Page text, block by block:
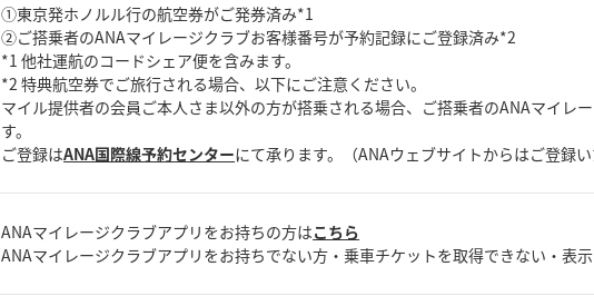
①東京発ホノルル行の航空券がご発券済み*1
②ご搭乗者のANAマイレージクラブお客様番号が予約記録にご登録済み*2
*1 他社運航のコードシェア便を含みます。
*2 特典航空券でご旅行される場合、以下にご注意ください。
マイル提供者の会員ご本人さま以外の方が搭乗される場合、ご搭乗者のANAマイレ
す。
ご登録はANA国際線予約センターにて承ります。（ANAウェブサイトからはご登録
ANAマイレージクラブアプリをお持ちの方はこちら
ANAマイレージクラブアプリをお持ちでない方・乗車チケットを取得できない・表